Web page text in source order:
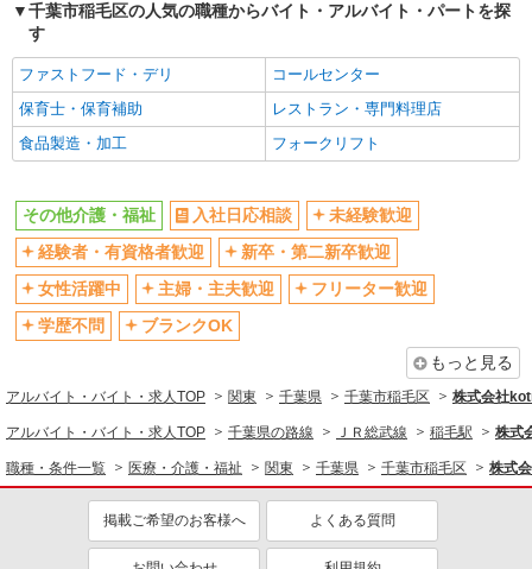
高収入・高額
ボーナス・賞与あり
昇給あり
フルタイム歓迎
禁煙・分煙
駅直結・駅チカ
車通勤OK
バイク通勤OK
自転車通勤OK
社会保険あり
産休・育休取得実績あり
退職金・財形貯蓄制度あり
各種手当（家族・役職・インセン
ティブなど）あり
制服貸与
研修制度あり
資格取得支援制度あり
医療・介護・福祉
同じ特徴から求人を探す
未経験歓迎
ミドル（40代～）活躍中
ボーナス・賞与あり
車通勤OK
千葉市稲毛区の人気の職種からバイト・アルバイト・パートを探
す
ファストフード・デリ
コールセンター
保育士・保育補助
レストラン・専門料理店
食品製造・加工
フォークリフト
その他介護・福祉 入社日応相談
未経験歓迎
経験者・有資格者歓迎
新卒・第二新卒歓迎
女性活躍中
主婦・主夫歓迎
フリーター歓迎
学歴不問
ブランクOK
もっと見る
アルバイト・バイト・求人TOP 関東 千葉県 千葉市稲毛区 株式会社
アルバイト・バイト・求人TOP 千葉県の路線 ＪＲ総武線 稲毛駅 株式
職種・条件一覧 医療・介護・福祉 関東 千葉県 千葉市稲毛区 株式
掲載ご希望のお客様へ よくある質問